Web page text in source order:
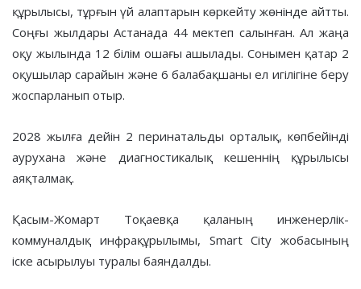
құрылысы, тұрғын үй алаптарын көркейту жөнінде айтты.
Соңғы жылдары Астанада 44 мектеп салынған. Ал жаңа
оқу жылында 12 білім ошағы ашылады. Сонымен қатар 2
оқушылар сарайын және 6 балабақшаны ел игілігіне беру
жоспарланып отыр.
2028 жылға дейін 2 перинатальды орталық, көпбейінді
аурухана және диагностикалық кешеннің құрылысы
аяқталмақ.
Қасым-Жомарт Тоқаевқа қаланың инженерлік-
коммуналдық инфрақұрылымы, Smart City жобасының
іске асырылуы туралы баяндалды.